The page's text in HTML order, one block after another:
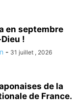
en septembre
!
- 31 juillet , 2026
de la
de France.